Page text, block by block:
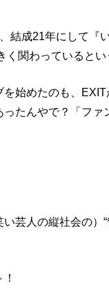
結成21年にして『
関わっているとい
始めたのも、
たんやで？「ファ
芸人の縦社会の）